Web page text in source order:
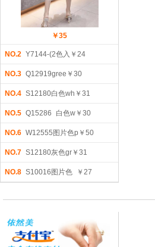
￥35
NO.2 Y7144-(2色入￥24
NO.3 Q12919gree￥30
NO.4 S12180白色wh￥31
NO.5 Q15286 白色w￥30
NO.6 W12555图片色p￥50
NO.7 S12180灰色gr￥31
NO.8 S10016图片色 ￥27